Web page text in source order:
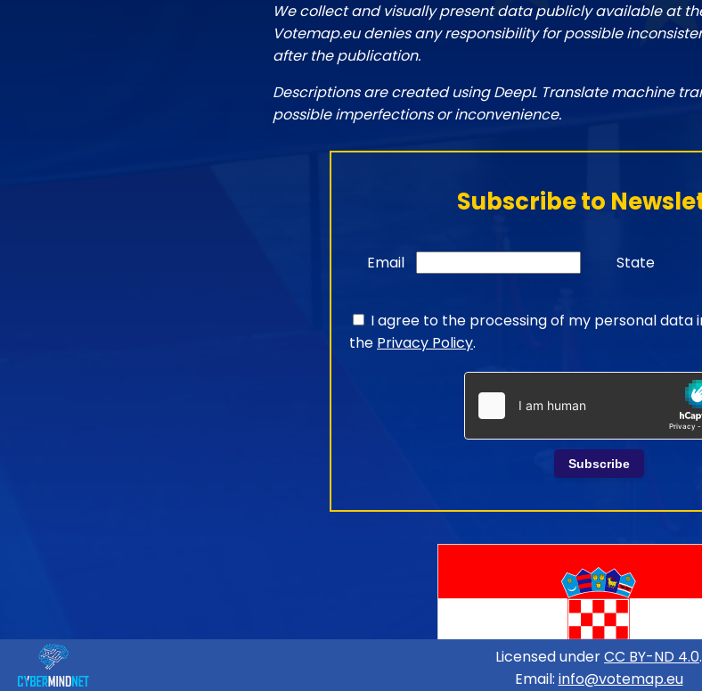
We collect and visually present data publicly available at
Votemap.eu denies any responsibility for possible
after the publication.
Descriptions are created using DeepL Translate machine
possible imperfections or inconvenience.
Subscribe to
Email State
I agree to the processing of my personal data
the Privacy Policy.
Subscribe
Licensed underCC BY-ND 4.0.
Email: info@votemap.eu